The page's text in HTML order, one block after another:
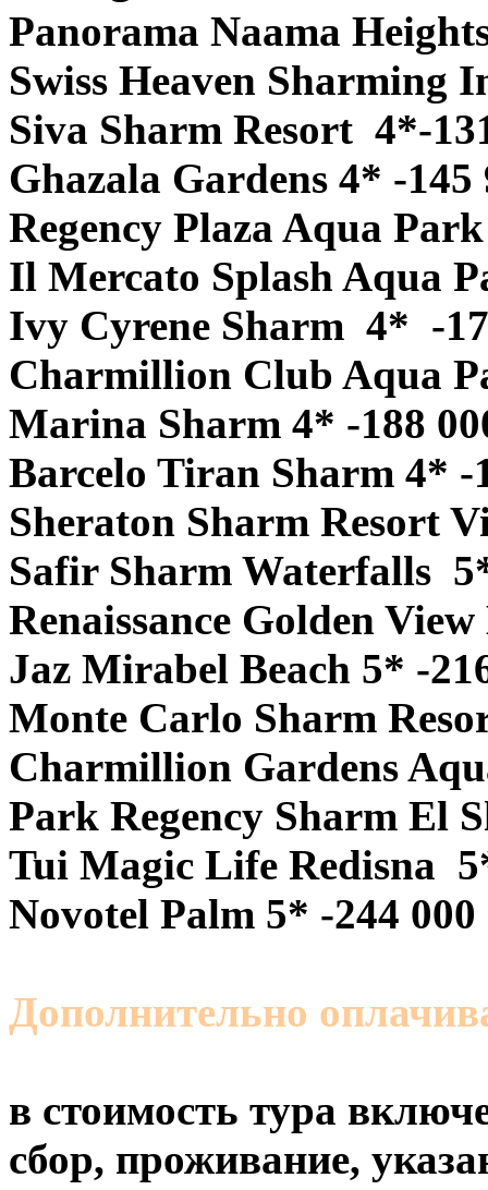
Panorama Naama
Swiss Heaven Sharming
Siva Sharm Resort 4*-
Ghazala Gardens 4* -145
Regency Plaza Aqua
Il Mercato Splash Aqua
Ivy Cyrene Sharm 4* -
Charmillion Club Aqua
Marina Sharm 4* -188
Barcelo Tiran Sharm 4* -
Sheraton Sharm Resort
Safir Sharm Waterfalls
Renaissance Golden
Jaz Mirabel Beach 5* -
Monte Carlo Sharm
Charmillion Gardens
Park Regency Sharm El
Tui Magic Life Redisna
Novotel Palm 5* -244 000
Дополнительно
в стоимость тура
сбор, проживание,